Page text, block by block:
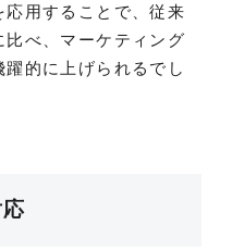
用することで、従来
比べ、マーケティング
的に上げられるでし